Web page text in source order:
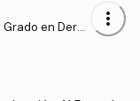
Grado en Dere
(US)
more_vert